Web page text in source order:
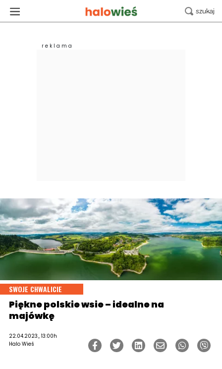
SWOJE CHWALICIE
Piękne polskie wsie – idealne na
majówkę
22.04.2023., 13:00h
Halo Wieś